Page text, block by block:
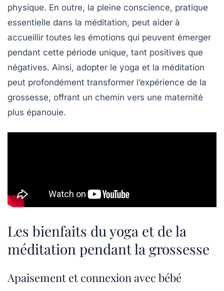
physique. En outre, la pleine conscience, pratique
essentielle dans la méditation, peut aider à
accueillir toutes les émotions qui peuvent émerger
pendant cette période unique, tant positives que
négatives. Ainsi, adopter le yoga et la méditation
peut profondément transformer l’expérience de la
grossesse, offrant un chemin vers une maternité
plus épanouie.
Les bienfaits du yoga et de la
méditation pendant la grossesse
Apaisement et connexion avec bébé